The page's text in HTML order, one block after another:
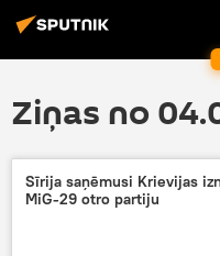
Ziņas no
Sīrija saņēmusi Krievijas
MiG-29 otro partiju